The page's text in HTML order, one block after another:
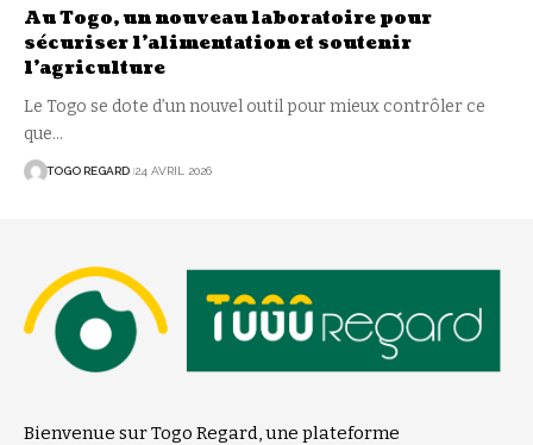
Au Togo, un nouveau laboratoire pour
sécuriser l’alimentation et soutenir
l’agriculture
Le Togo se dote d’un nouvel outil pour mieux contrôler ce
que…
TOGO REGARD 24 AVRIL 2026
Bienvenue sur Togo Regard, une plateforme